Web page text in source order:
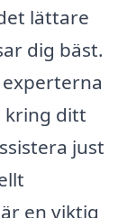
lättare
dig bäst.
kring ditt
just
en viktig